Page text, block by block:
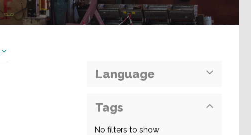
Language
Tags
No filters to show